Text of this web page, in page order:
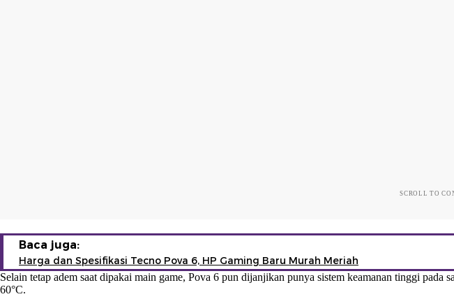
SCROLL TO
Baca juga:
Harga dan Spesifikasi Tecno Pova 6, HP Gaming Baru Murah Meriah
Selain tetap adem saat dipakai main game, Pova 6 pun dijanjikan punya sistem keamanan tinggi
60°C.